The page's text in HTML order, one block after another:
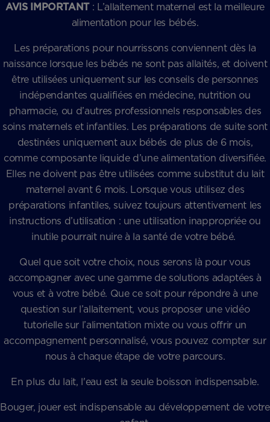
AVIS IMPORTANT : L’allaitement maternel est la meilleure
alimentation pour les bébés.
Les préparations pour nourrissons conviennent dès la
naissance lorsque les bébés ne sont pas allaités, et doivent
être utilisées uniquement sur les conseils de personnes
indépendantes qualifiées en médecine, nutrition ou
pharmacie, ou d’autres professionnels responsables des
soins maternels et infantiles. Les préparations de suite sont
destinées uniquement aux bébés de plus de 6 mois,
comme composante liquide d’une alimentation diversifiée.
Elles ne doivent pas être utilisées comme substitut du lait
maternel avant 6 mois. Lorsque vous utilisez des
préparations infantiles, suivez toujours attentivement les
instructions d’utilisation : une utilisation inappropriée ou
inutile pourrait nuire à la santé de votre bébé.
Quel que soit votre choix, nous serons là pour vous
accompagner avec une gamme de solutions adaptées à
vous et à votre bébé. Que ce soit pour répondre à une
question sur l’allaitement, vous proposer une vidéo
tutorielle sur l’alimentation mixte ou vous offrir un
accompagnement personnalisé, vous pouvez compter sur
nous à chaque étape de votre parcours.
En plus du lait, l'eau est la seule boisson indispensable.
Bouger, jouer est indispensable au développement de votre